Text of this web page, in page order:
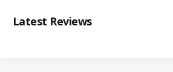
Latest Reviews